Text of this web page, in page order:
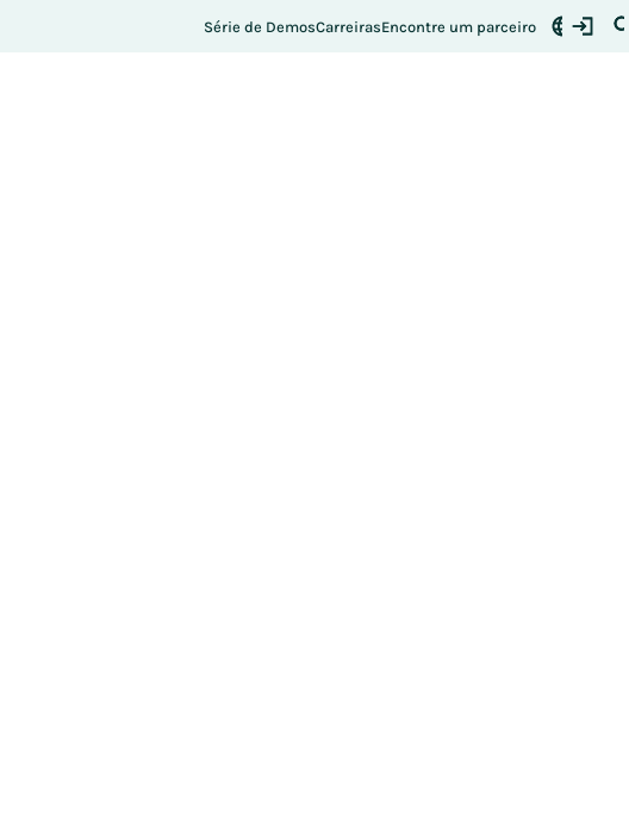
Série de DemosCarreirasEncontre um parceiro